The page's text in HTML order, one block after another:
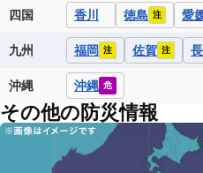
四国 香川 徳島 注 愛
九州 福岡 注 佐賀 注
沖縄 沖縄 危
その他の防災情報